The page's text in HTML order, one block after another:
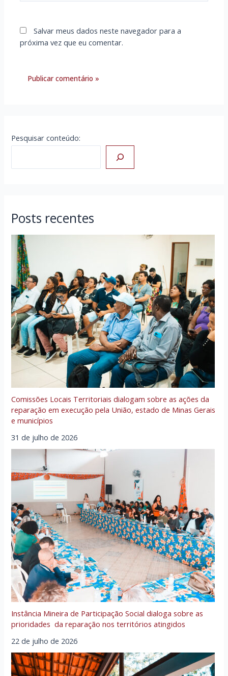
Salvar meus dados neste navegador para a
próxima vez que eu comentar.
Pesquisar conteúdo:
Posts recentes
Comissões Locais Territoriais dialogam sobre as ações da
reparação em execução pela União, estado de Minas Gerais
e municípios
31 de julho de 2026
Instância Mineira de Participação Social dialoga sobre as
prioridades da reparação nos territórios atingidos
22 de julho de 2026